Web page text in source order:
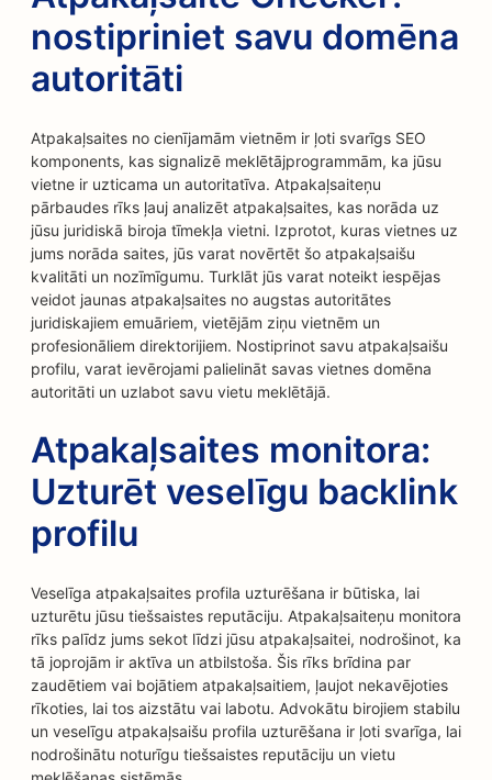
nostipriniet savu domēna
autoritāti
Atpakaļsaites no cienījamām vietnēm ir ļoti svarīgs SEO
komponents, kas signalizē meklētājprogrammām, ka jūsu
vietne ir uzticama un autoritatīva. Atpakaļsaiteņu
pārbaudes rīks ļauj analizēt atpakaļsaites, kas norāda uz
jūsu juridiskā biroja tīmekļa vietni. Izprotot, kuras vietnes uz
jums norāda saites, jūs varat novērtēt šo atpakaļsaišu
kvalitāti un nozīmīgumu. Turklāt jūs varat noteikt iespējas
veidot jaunas atpakaļsaites no augstas autoritātes
juridiskajiem emuāriem, vietējām ziņu vietnēm un
profesionāliem direktorijiem. Nostiprinot savu atpakaļsaišu
profilu, varat ievērojami palielināt savas vietnes domēna
autoritāti un uzlabot savu vietu meklētājā.
Atpakaļsaites monitora:
Uzturēt veselīgu backlink
profilu
Veselīga atpakaļsaites profila uzturēšana ir būtiska, lai
uzturētu jūsu tiešsaistes reputāciju. Atpakaļsaiteņu monitora
rīks palīdz jums sekot līdzi jūsu atpakaļsaitei, nodrošinot, ka
tā joprojām ir aktīva un atbilstoša. Šis rīks brīdina par
zaudētiem vai bojātiem atpakaļsaitiem, ļaujot nekavējoties
rīkoties, lai tos aizstātu vai labotu. Advokātu birojiem stabilu
un veselīgu atpakaļsaišu profila uzturēšana ir ļoti svarīga, lai
nodrošinātu noturīgu tiešsaistes reputāciju un vietu